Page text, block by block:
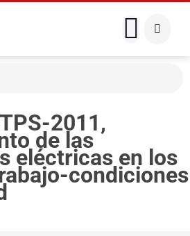
2011,
de las
eléctricas en los
condiciones